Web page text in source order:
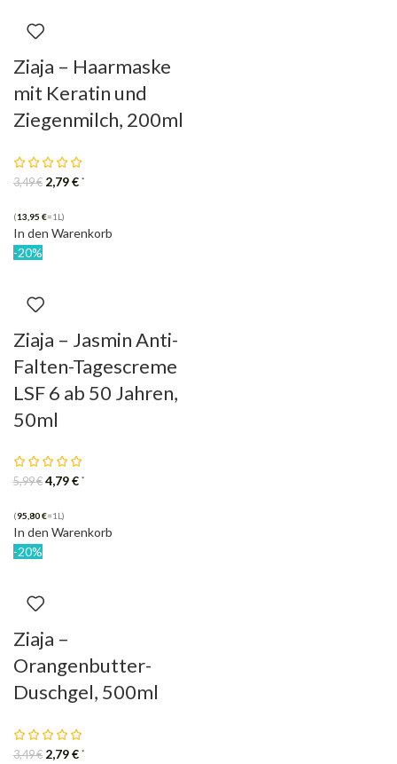
Ziaja – Haarmaske
mit Keratin und
Ziegenmilch, 200ml
3,49€ 2,79€ *
(13,95 €=1L)
In den Warenkorb
-20%
Ziaja – Jasmin Anti-
Falten-Tagescreme
LSF 6 ab 50 Jahren,
50ml
5,99€ 4,79€ *
(95,80€=1L)
In den Warenkorb
-20%
Ziaja –
Orangenbutter-
Duschgel, 500ml
3,49€ 2,79€ *